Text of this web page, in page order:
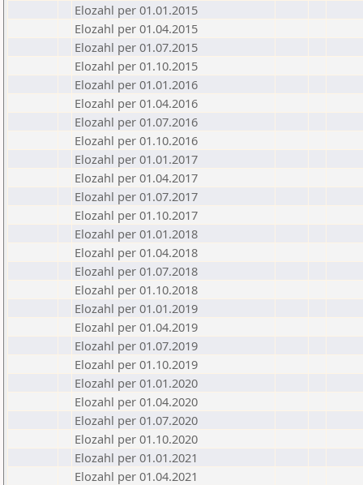
Elozahl per 01.01.2015
Elozahl per 01.04.2015
Elozahl per 01.07.2015
Elozahl per 01.10.2015
Elozahl per 01.01.2016
Elozahl per 01.04.2016
Elozahl per 01.07.2016
Elozahl per 01.10.2016
Elozahl per 01.01.2017
Elozahl per 01.04.2017
Elozahl per 01.07.2017
Elozahl per 01.10.2017
Elozahl per 01.01.2018
Elozahl per 01.04.2018
Elozahl per 01.07.2018
Elozahl per 01.10.2018
Elozahl per 01.01.2019
Elozahl per 01.04.2019
Elozahl per 01.07.2019
Elozahl per 01.10.2019
Elozahl per 01.01.2020
Elozahl per 01.04.2020
Elozahl per 01.07.2020
Elozahl per 01.10.2020
Elozahl per 01.01.2021
Elozahl per 01.04.2021